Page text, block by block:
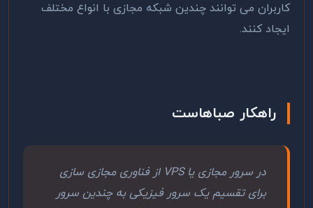
کاربران می توانند چندین شبکه مجازی با انواع مختلف
ایجاد کنند.
راهکار صباهاست
در سرور مجازی یا VPS از فناوری مجازی سازی
برای تقسیم یک سرور فیزیکی به چندین سرور